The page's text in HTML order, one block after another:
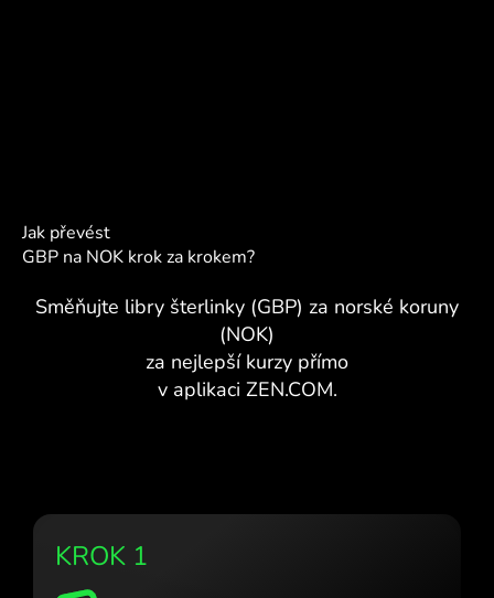
Jak převést
GBP na NOK krok za krokem?
Směňujte libry šterlinky (GBP) za norské koruny
(NOK)
za nejlepší kurzy přímo
v aplikaci ZEN.COM.
KROK 1